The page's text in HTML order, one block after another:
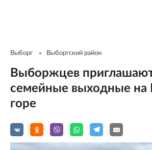
Выборг Выборгский район
Выборжцев
семейные выходные на
горе